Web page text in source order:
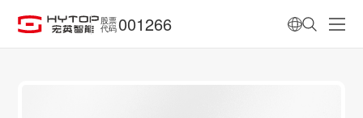
股票
代码 001266